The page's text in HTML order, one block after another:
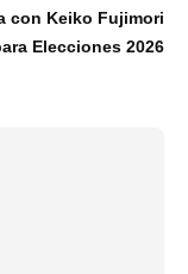
con Keiko Fujimori
Elecciones 2026